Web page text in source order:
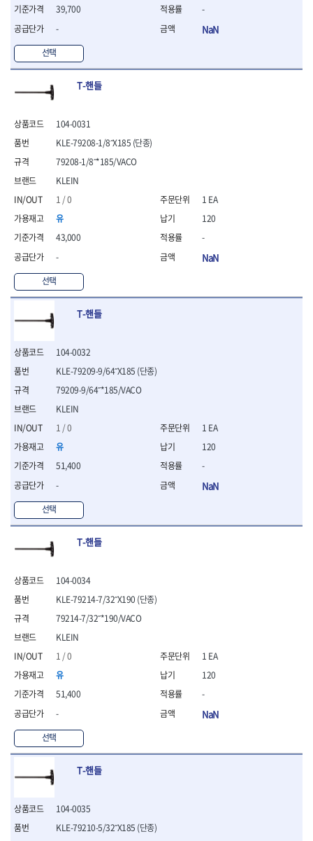
- 방폭T렌치
- 절연포지비트소켓
철공공구
- 볼트커터
- 핸드볼트커터
- 항공가위
- 망치
- 빠루망치
- 볼핀망치
- 도끼
- 망치헤드
- 판금망치
- 고무망치
- 핀펀치
- 센타펀치
- 평치즐
- 펀치
- 펀치세트
- 용접용품
- 빠루
- 철공끌
원예.사무용품
- 커터칼
- 정글칼
- 전정톱
- 접톱
- 고지톱
- 안전커터칼
- 휠메저
- 조줄
- 철공용줄
- 목공용줄
- 판금줄홀더
- 줄
공구함.공구집
- 공구함
- 탑체스터
- 플라스틱이동공구함
- 기타공구
- 공구가방
39,700
-
선택
-
NaN
T-핸들
104-0031
KLEIN
1 / 0
유
43,000
-
선택
KLE-79208-1/8˝X185 (단종)
79208-1/8˝*185/VACO
1 EA
120
-
NaN
T-핸들
104-0032
KLEIN
1 / 0
유
51,400
-
선택
KLE-79209-9/64˝X185 (단종)
79209-9/64˝*185/VACO
1 EA
120
-
NaN
T-핸들
104-0034
KLEIN
1 / 0
유
51,400
-
선택
KLE-79214-7/32˝X190 (단종)
79214-7/32˝*190/VACO
1 EA
120
-
NaN
T-핸들
104-0035
KLE-79210-5/32˝X185 (단종)